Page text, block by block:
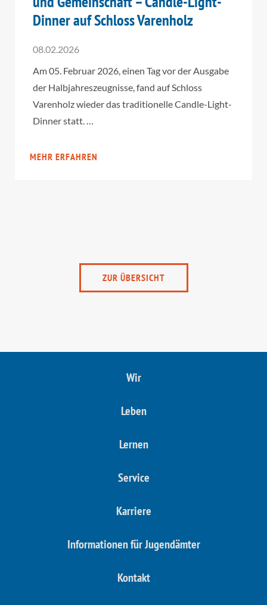
Dinner auf Schloss Varenholz
08.02.2026
Am 05. Februar 2026, einen Tag vor der Ausgabe
der Halbjahreszeugnisse, fand auf Schloss
Varenholz wieder das traditionelle Candle-Light-
Dinner statt. …
MEHR ERFAHREN
ZUR ÜBERSICHT
Wir
Leben
Lernen
Service
Karriere
Informationen für Jugendämter
Kontakt